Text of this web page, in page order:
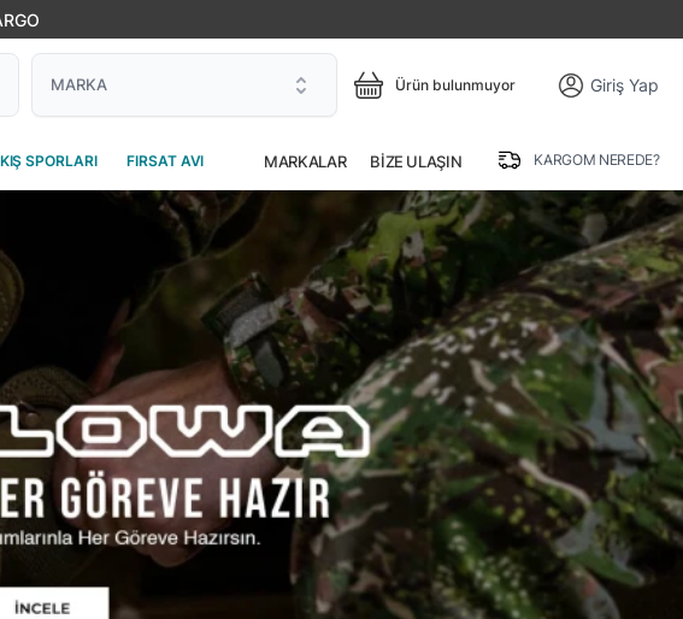
Ürün bulunmuyor Giriş Yap
SPORLARI FIRSAT AVI MARKALAR BIZE ULAŞIN KARGOM NEREDE?